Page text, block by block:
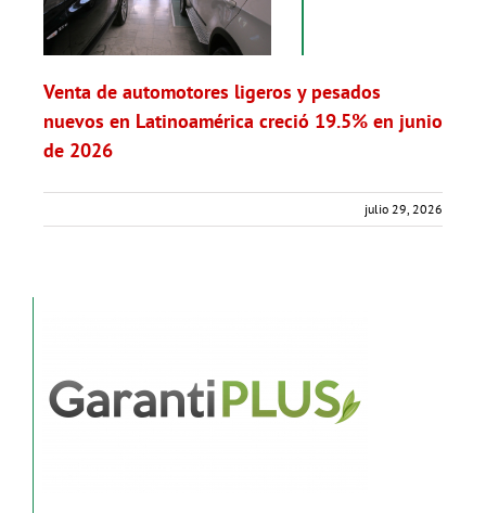
Venta de automotores ligeros y pesados
nuevos en Latinoamérica creció 19.5% en junio
de 2026
julio 29, 2026